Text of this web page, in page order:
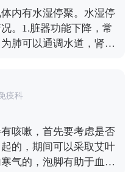
内有水湿停聚。水湿停
。1.脏器功能下降，常
肺可以通调水道，肾又
不同的症状。例如肺功
痰多、气短、发憋等症
出现大便黏滞或者溏泄
臭味。肾功能失调的
浮肿，小便增多的情
所产生的痰饮水饮，可
疫科
咳嗽，首先要考虑是否
的，期间可以采取艾叶
气的，泡脚有助于血液